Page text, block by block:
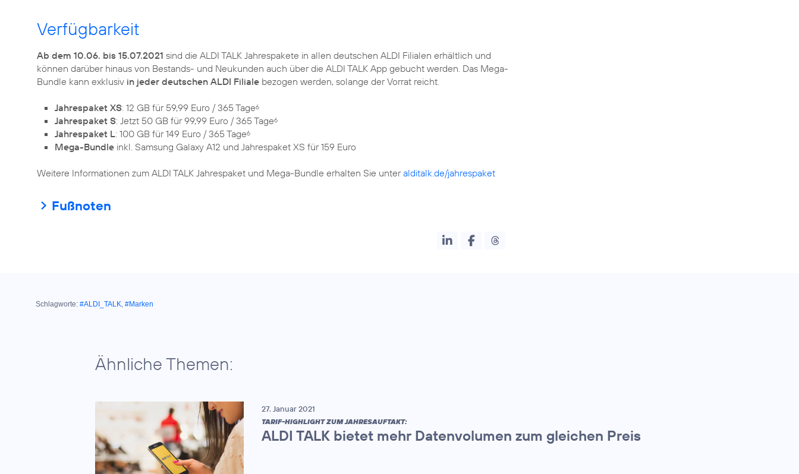
Verfügbarkeit
Ab dem 10.06. bis 15.07.2021 sind die ALDI TALK Jahrespakete in allen deutschen ALDI Filialen erhältlich und
können darüber hinaus von Bestands- und Neukunden auch über die ALDI TALK App gebucht werden. Das Mega-
Bundle kann exklusiv in jeder deutschen ALDI Filiale bezogen werden, solange der Vorrat reicht.
Jahrespaket XS: 12 GB für 59,99 Euro / 365 Tage6
Jahrespaket S: Jetzt 50 GB für 99,99 Euro / 365 Tage6
Jahrespaket L: 100 GB für 149 Euro / 365 Tage6
Mega-Bundle inkl. Samsung Galaxy A12 und Jahrespaket XS für 159 Euro
Weitere Informationen zum ALDI TALK Jahrespaket und Mega-Bundle erhalten Sie unteralditalk.de/jahrespaket
Fußnoten
Schlagworte: #ALDI_TALK, #Marken
Ähnliche Themen:
27. Januar 2021
TARIF-HIGHLIGHT ZUM JAHRESAUFTAKT:
ALDI TALK bietet mehr Datenvolumen zum gleichen Preis